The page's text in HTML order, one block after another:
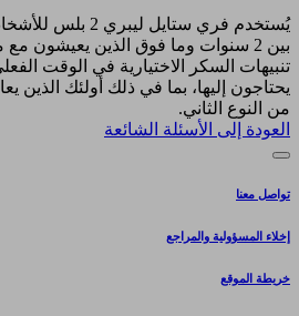
يُستخدم فري ستايل
بين 2 سنوات وما فوق الذين
تنبيهات السكر الاختيارية في الوقت
يحتاجون إليها، بما في ذلك أولئك
من النوع الثاني.
العودة إلى الأسئلة الشائعة
تواصل معنا
إخلاء المسؤولية والمراجع
خريطة الموقع